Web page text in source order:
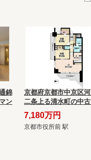
錦
ン
京都府京都市中京区
二条上る清水町の中
ョン
7,180万円
京都市役所前 駅